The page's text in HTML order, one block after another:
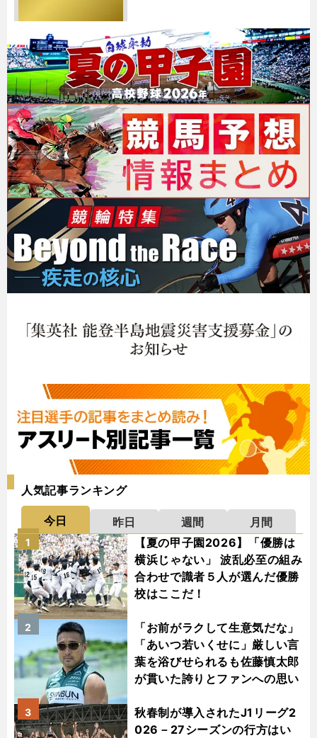
人気記事ランキング
今日 昨日 週間
月間
【夏の甲子園2026】「優勝は
横浜じゃない」 波乱必至の組み
合わせで識者５人が選んだ優勝
校はここだ！
1
「お前がラクして生意気だな」
「あいつ若いくせに」厳しい言
葉を浴びせられるも佐藤慎太郎
が貫いた誇りとファンへの思い
2
秋春制が導入されたJ1リーグ2
026－27シーズンの行方はい
3